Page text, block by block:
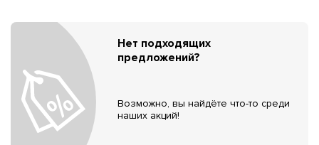
Нет подходящих
предложений?
Возможно, вы найдёте что-то среди
наших акций!